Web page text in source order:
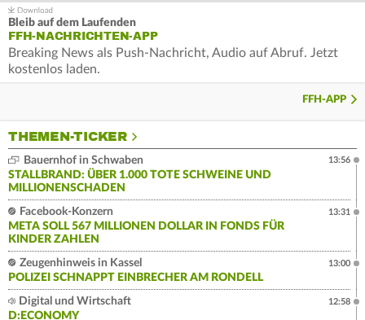
Bleib auf dem Laufenden
FFH-NACHRICHTEN-APP
Breaking News als Push-Nachricht, Audio auf Abruf. Jetzt
kostenlos laden.
FFH-APP
THEMEN-TICKER
Bauernhof in Schwaben
STALLBRAND: ÜBER 1.000 TOTE SCHWEINE UND
MILLIONENSCHADEN
13:56
Facebook-Konzern
META SOLL 567 MILLIONEN DOLLAR IN FONDS FÜR
KINDER ZAHLEN
13:31
Zeugenhinweis in Kassel
POLIZEI SCHNAPPT EINBRECHER AM RONDELL
13:00
Digital und Wirtschaft
D:ECONOMY
12:58